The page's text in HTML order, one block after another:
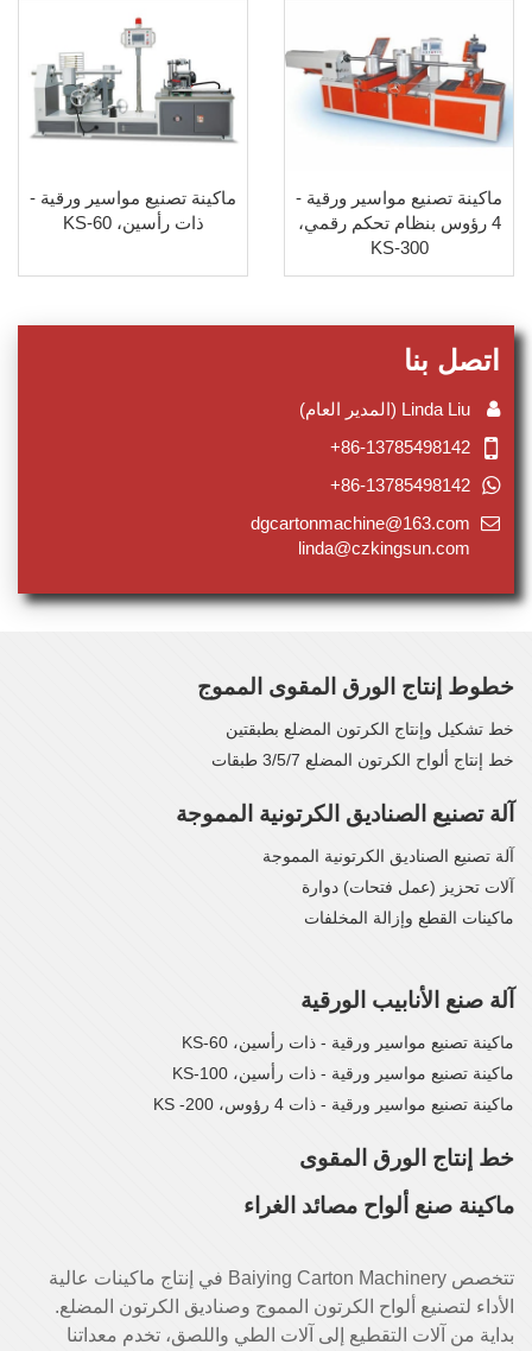
ماكينة تصنيع مواسير ورقية -
4 رؤوس بنظام تحكم رقمي،
KS-300
ماكينة تصنيع مواسير ورقية -
ذات رأسين، KS-60
اتصل بنا
Linda Liu (المدير العام)
+86-13785498142
+86-13785498142
dgcartonmachine@163.com
linda@czkingsun.com
خطوط إنتاج الورق المقوى المموج
خط تشكيل وإنتاج الكرتون المضلع بطبقتين
خط إنتاج ألواح الكرتون المضلع 3/5/7 طبقات
آلة تصنيع الصناديق الكرتونية المموجة
آلة تصنيع الصناديق الكرتونية المموجة
آلات تحزيز (عمل فتحات) دوارة
ماكينات القطع وإزالة المخلفات
آلة صنع الأنابيب الورقية
ماكينة تصنيع مواسير ورقية - ذات رأسين، KS-60
ماكينة تصنيع مواسير ورقية - ذات رأسين، KS-100
ماكينة تصنيع مواسير ورقية - ذات 4 رؤوس، KS -200
خط إنتاج الورق المقوى
ماكينة صنع ألواح مصائد الغراء
تتخصص Baiying Carton Machinery في إنتاج ماكينات عالية
الأداء لتصنيع ألواح الكرتون المموج وصناديق الكرتون المضلع.
بداية من آلات التقطيع إلى آلات الطي واللصق، تخدم معداتنا